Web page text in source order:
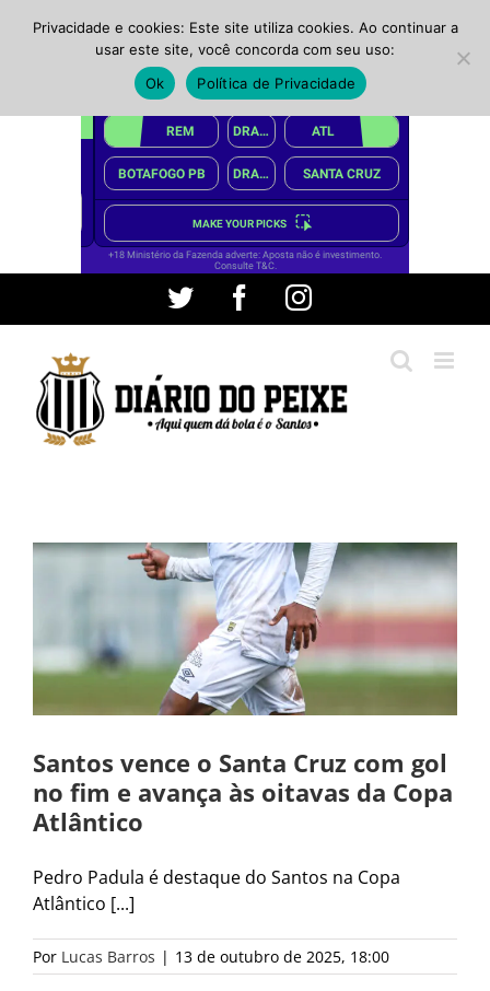
conteúdo
Twitter FacebookInstagram
Santos vence o Santa Cruz com gol
no fim e avança às oitavas da Copa
Atlântico
Pedro Padula é destaque do Santos na Copa
Atlântico [...]
Por Lucas Barros | 13 de outubro de 2025, 18:00
Privacidade e cookies: Este site utiliza cookies. Ao continuar a
usar este site, você concorda com seu uso:
Ok
Política de Privacidade